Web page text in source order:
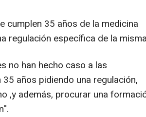
cumplen 35 años de la medicina
regulación específica de la
no han hecho caso a las
años pidiendo una regulación,
,y además, procurar una